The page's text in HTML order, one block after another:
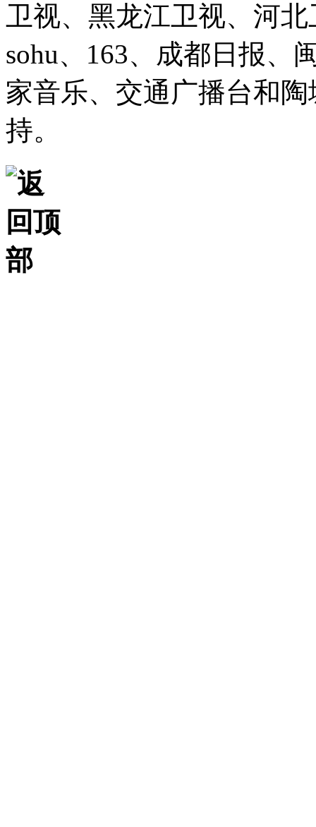
卫视、黑龙江卫视、河北
sohu、163、成都日报、
家音乐、交通广播台和
持。